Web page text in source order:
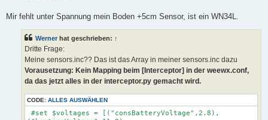
a
Mir fehlt unter Spannung mein Boden +5cm Sensor, ist ein WN34L.
Werner hat geschrieben: ↑
Dritte Frage:
Meine sensors.inc?? Das ist das Array in meiner sensors.inc dazu
Vorausetzung: Kein Mapping beim [Interceptor] in der weewx.conf,
da das jetzt alles in der interceptor.py gemacht wird.
CODE: ALLES AUSWÄHLEN
#set $voltages = [("consBatteryVoltage",2.8),